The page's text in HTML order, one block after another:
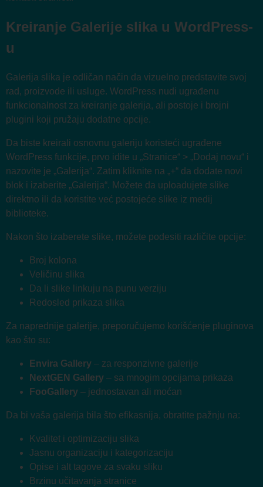
Kreiranje Galerije slika u WordPress-
u
Galerija slika je odličan način da vizuelno predstavite svoj
rad, proizvode ili usluge. WordPress nudi ugrađenu
funkcionalnost za kreiranje galerija, ali postoje i brojni
plugini koji pružaju dodatne opcije.
Da biste kreirali osnovnu galeriju koristeći ugrađene
WordPress funkcije, prvo idite u „Stranice“ > „Dodaj novu“ i
nazovite je „Galerija“. Zatim kliknite na „+“ da dodate novi
blok i izaberite „Galerija“. Možete da uploadujete slike
direktno ili da koristite već postojeće slike iz medij
biblioteke.
Nakon što izaberete slike, možete podesiti različite opcije:
Broj kolona
Veličinu slika
Da li slike linkuju na punu verziju
Redosled prikaza slika
Za naprednije galerije, preporučujemo korišćenje pluginova
kao što su:
Envira Gallery – za responzivne galerije
NextGEN Gallery – sa mnogim opcijama prikaza
FooGallery – jednostavan ali moćan
Da bi vaša galerija bila što efikasnija, obratite pažnju na:
Kvalitet i optimizaciju slika
Jasnu organizaciju i kategorizaciju
Opise i alt tagove za svaku sliku
Brzinu učitavanja stranice